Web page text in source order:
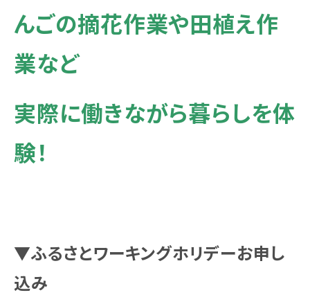
んごの摘花作業や田植え作
業など
実際に働きながら暮らしを体
験！
▼ふるさとワーキングホリデーお申し
込み